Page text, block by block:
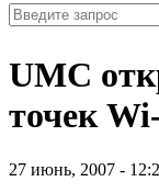
UMC
точек
27 июнь, 2007 -